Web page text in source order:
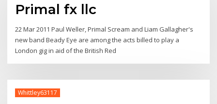
Primal fx llc
22 Mar 2011 Paul Weller, Primal Scream and Liam Gallagher's
new band Beady Eye are among the acts billed to play a
London gig in aid of the British Red
Whittley63117